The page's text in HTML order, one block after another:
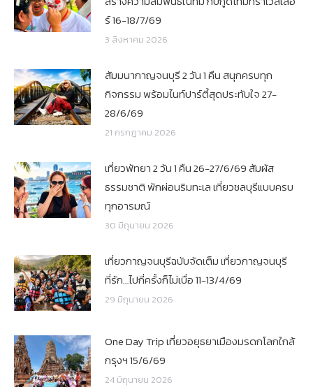
ร์ 16-18/7/69
3 สิงหาคม 2026
สัมมนากาญจนบุรี 2 วัน 1 คืน สนุกครบทุก
กิจกรรม พร้อมไนท์ปาร์ตี้สุดประทับใจ 27-
28/6/69
21 กรกฎาคม 2026
เที่ยวพัทยา 2 วัน 1 คืน 26-27/6/69 สัมผัส
ธรรมชาติ พักผ่อนริมทะเล เที่ยวชลบุรีแบบครบ
ทุกอารมณ์
30 มิถุนายน 2026
เที่ยวกาญจนบุรีฉบับจัดเต็ม เที่ยวกาญจนบุรี
ที่รัก…ไปกี่ครั้งก็ไม่เบื่อ 11-13/4/69
29 มิถุนายน 2026
One Day Trip เที่ยวอยุธยาเมืองมรดกโลกใกล้
กรุงฯ 15/6/69
24 มิถุนายน 2026